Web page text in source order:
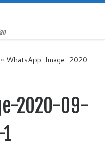
» WhatsApp-Image-2020-
2020-09-